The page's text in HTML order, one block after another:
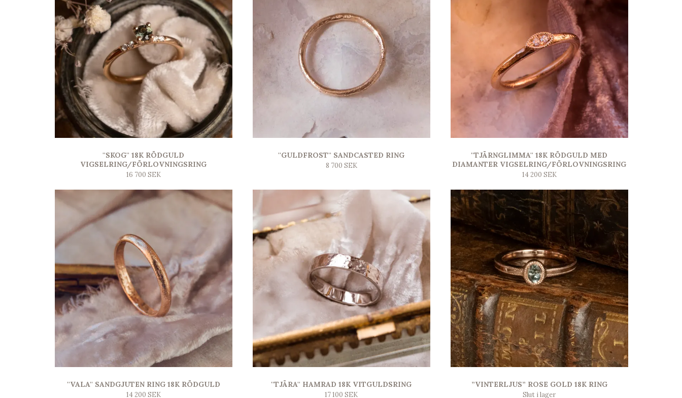
''SKOG'' 18K RÖDGULD
VIGSELRING/FÖRLOVNINGSRING
16 700 SEK
''GULDFROST'' SANDCASTED RING
8 700 SEK
''TJÄRNGLIMMA'' 18K RÖDGULD MED
DIAMANTER VIGSELRING/FÖRLOVNINGSRING
14 200 SEK
''VALA'' SANDGJUTEN RING 18K RÖDGULD
14 200 SEK
''TJÄRA'' HAMRAD 18K VITGULDSRING
17 100 SEK
”VINTERLJUS” ROSE GOLD 18K RING
Slut i lager